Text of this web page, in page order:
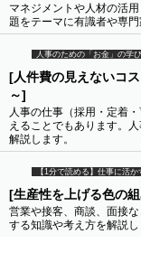
マネジメントや人材の活
題をテーマに有識者や専
人事のための「お金」の学
[人件費の見えないコ
～]
人事の仕事（採用・定着
えることでもあります。
解説します。
【1分で読める】仕事に活
[生産性を上げる色の
営業や接客、商談、面接
する知識や考え方を解説し